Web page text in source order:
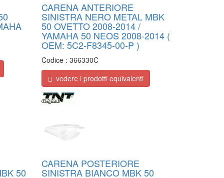
CARENA ANTERIORE
SINISTRA NERO METAL MBK
50 OVETTO 2008-2014 /
YAMAHA 50 NEOS 2008-2014 (
OEM: 5C2-F8345-00-P )
Codice :366330C
vedere i prodotti equivalenti
50
CARENA POSTERIORE
SINISTRA BIANCO MBK 50